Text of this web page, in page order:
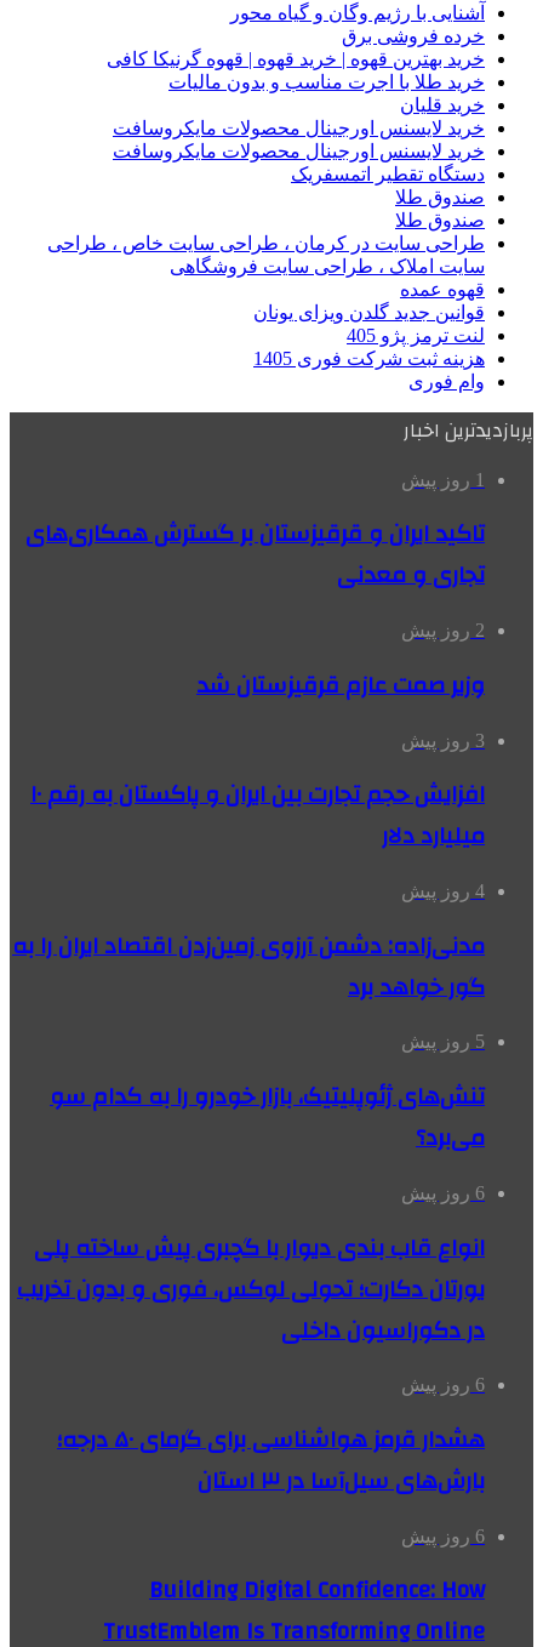
آشنایی با رژیم وگان و گیاه محور
خرده فروشی برق
خرید بهترین قهوه | خرید قهوه | قهوه گرنیکا کافی
خرید طلا با اجرت مناسب و بدون مالیات
خرید قلیان
خرید لایسنس اورجینال محصولات مایکروسافت
خرید لایسنس اورجینال محصولات مایکروسافت
دستگاه تقطیر اتمسفریک
صندوق طلا
صندوق طلا
طراحی سایت در کرمان ، طراحی سایت خاص ، طراحی
سایت املاک ، طراحی سایت فروشگاهی
قهوه عمده
قوانین جدید گلدن ویزای یونان
لنت ترمز پژو 405
هزینه ثبت شرکت فوری 1405
وام فوری
پربازدیدترین اخبار
1 روز پیش
تاکید ایران و قرقیزستان بر گسترش همکاری‌های
تجاری و معدنی
2 روز پیش
وزیر صمت عازم قرقیزستان شد
3 روز پیش
افزایش حجم تجارت بین ایران و پاکستان به رقم ۱۰
میلیارد دلار
4 روز پیش
مدنی‌زاده: دشمن آرزوی زمین‌زدن اقتصاد ایران را به
گور خواهد برد
5 روز پیش
تنش‌های ژئوپلیتیک، بازار خودرو را به کدام سو
می‌برد؟
6 روز پیش
انواع قاب بندی دیوار با گچبری پیش ساخته پلی
یورتان دکارت؛ تحولی لوکس، فوری و بدون تخریب
در دکوراسیون داخلی
6 روز پیش
هشدار قرمز هواشناسی برای گرمای ۵۰ درجه؛
بارش‌های سیل‌آسا در ۳ استان
6 روز پیش
Building Digital Confidence: How
TrustEmblem Is Transforming Online